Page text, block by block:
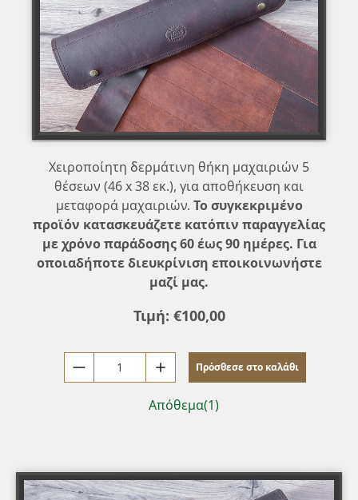
Χειροποίητη δερμάτινη θήκη μαχαιριών 5
θέσεων (46 x 38 εκ.), για αποθήκευση και
μεταφορά μαχαιριών. Το συγκεκριμένο
προϊόν κατασκευάζετε κατόπιν παραγγελίας
με χρόνο παράδοσης 60 έως 90 ημέρες. Για
οποιαδήποτε διευκρίνιση εποικοινωνήστε
μαζί μας.
Τιμή: €100,00
Μειωση ποσότητας κατα 1Αύξηση ποσότητας κατα 1
Πρόσθεσε στο καλάθι
Απόθεμα(1)